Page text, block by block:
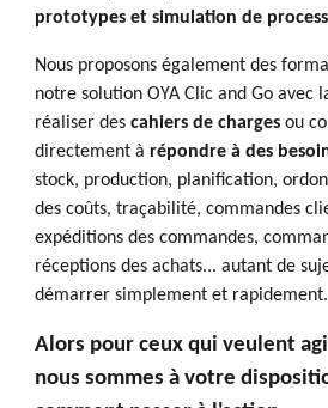
prototypes et simulation de process
Nous proposons également des
notre solution OYA Clic and Go avec
réaliser des cahiers de charges ou
directement àrépondre à des
stock, production, planification,
des coûts, traçabilité, commandes
expéditions des commandes,
réceptions des achats... autant de
démarrer simplement et rapidement.
Alors pour ceux qui veulent
nous sommes à votre